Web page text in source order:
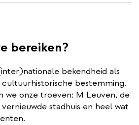
bereiken?
bekendheid als
bestemming.
we onze troeven: M Leuven, de
stadhuis en heel wat